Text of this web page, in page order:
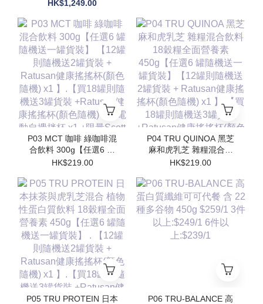
和虎乳芝150g
HK$1,249.00
】.【買18罐則隨機送3罐
貨裝 +Ratusan健康搖搖
杯(顏色隨機) x1+電動自
攪拌杯 x1 +限量Scott限
定吊飾(隨機顏色) x1】
P03 MCT 咖啡 綠咖啡混
合飲料 300g【任選6 罐
隨機送一罐貨裝】 【12
Ratusan健康搖搖杯(顏色
隨機) x1 】.【買18罐則
隨機送3罐貨裝
+Ratusan健康搖搖杯(顏
色隨機) x1+電動自攪拌
杯 x1 +限量Scott限定吊
飾(隨機顏色) x1】
HK$219.00
P04 TRU QUINOA 黑芝
麻和虎乳芝 雜糧混合飲
料 18穀糧全面營養素
罐貨裝】【12罐則隨機送
2罐貨裝 + Ratusan健康
搖搖杯(顏色隨機) x1 】.
【買18罐則隨機送3罐貨
裝 +Ratusan健康搖搖杯
(顏色隨機) x1+電動自攪
吊飾(隨機顏色) x1】
HK$219.00
P05 TRU PROTEIN 日本
P06 TRU-BALANCE 高